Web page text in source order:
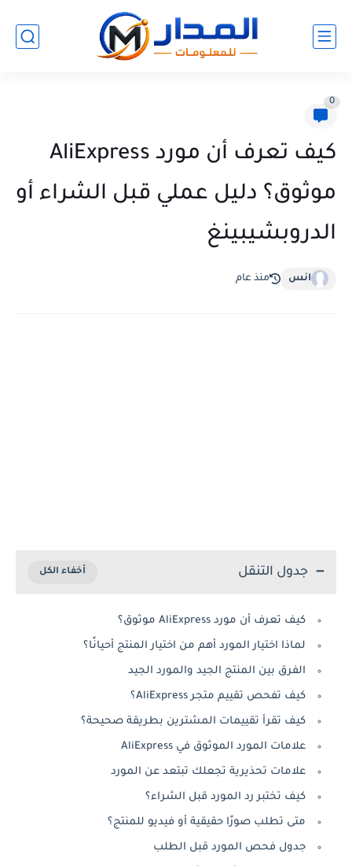
0
كيف تعرف أن مورد AliExpress
موثوق؟ دليل عملي قبل الشراء أو
الدروبشيبينغ
انس منذ عام
جدول التنقل
كيف تعرف أن مورد AliExpress موثوق؟
لماذا اختيار المورد أهم من اختيار المنتج أحيانًا؟
الفرق بين المنتج الجيد والمورد الجيد
كيف تفحص تقييم متجر AliExpress؟
كيف تقرأ تقييمات المشترين بطريقة صحيحة؟
علامات المورد الموثوق في AliExpress
علامات تحذيرية تجعلك تبتعد عن المورد
كيف تختبر رد المورد قبل الشراء؟
متى تطلب صورًا حقيقية أو فيديو للمنتج؟
جدول فحص المورد قبل الطلب